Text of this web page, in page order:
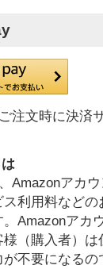
注文時に決済
Amazonアカ
ス利用料など
Amazonアカ
様（購入者）は
不要になる